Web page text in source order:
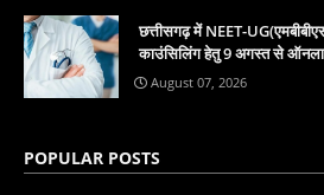
छत्तीसगढ़ में NEET-
काउंसिलिंग हेतु 9 अगस्त से
August 07, 2026
POPULAR POSTS